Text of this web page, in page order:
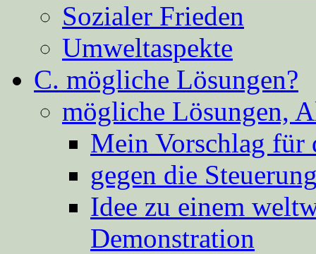
Sozialer Frieden
Umweltaspekte
C. mögliche Lösungen?
mögliche Lösungen,
Mein Vorschlag für
gegen die
Idee zu einem
Demonstration